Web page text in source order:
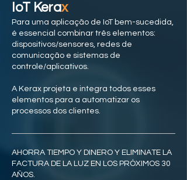
IoT Kerax
Para uma aplicação de IoT bem-sucedida,
é essencial combinar três elementos:
dispositivos/sensores, redes de
comunicação e sistemas de
controle/aplicativos.
A Kerax projeta e integra todos esses
elementos para a automatizar os
processos dos clientes.
AHORRA TIEMPO Y DINERO Y ELIMINATE LA
FACTURA DE LA LUZ EN LOS PRÓXIMOS 30
AÑOS.